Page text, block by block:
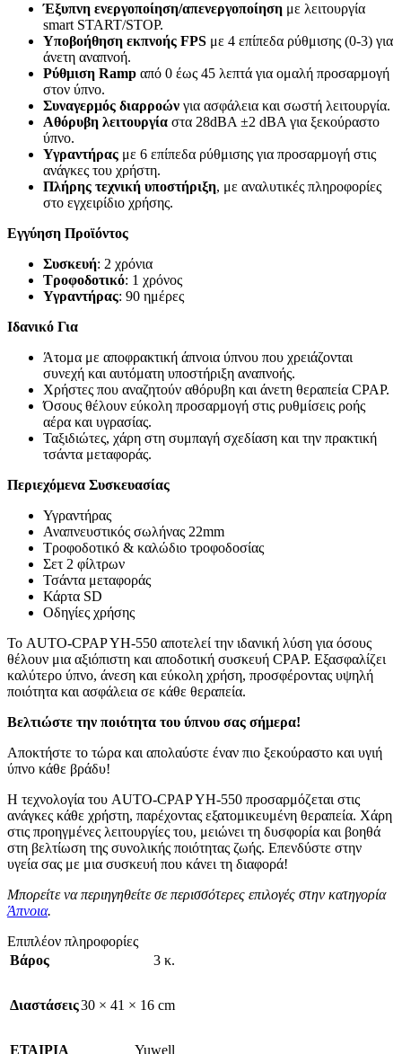
Έξυπνη ενεργοποίηση/απενεργοποίηση με λειτουργία
smart START/STOP.
Υποβοήθηση εκπνοής FPS με 4 επίπεδα ρύθμισης (0-3) για
άνετη αναπνοή.
Ρύθμιση Ramp από 0 έως 45 λεπτά για ομαλή προσαρμογή
στον ύπνο.
Συναγερμός διαρροών για ασφάλεια και σωστή λειτουργία.
Αθόρυβη λειτουργία στα 28dBA ±2 dBA για ξεκούραστο
ύπνο.
Υγραντήρας με 6 επίπεδα ρύθμισης για προσαρμογή στις
ανάγκες του χρήστη.
Πλήρης τεχνική υποστήριξη, με αναλυτικές πληροφορίες
στο εγχειρίδιο χρήσης.
Εγγύηση Προϊόντος
Συσκευή: 2 χρόνια
Τροφοδοτικό: 1 χρόνος
Υγραντήρας: 90 ημέρες
Ιδανικό Για
Άτομα με αποφρακτική άπνοια ύπνου που χρειάζονται
συνεχή και αυτόματη υποστήριξη αναπνοής.
Χρήστες που αναζητούν αθόρυβη και άνετη θεραπεία CPAP.
Όσους θέλουν εύκολη προσαρμογή στις ρυθμίσεις ροής
αέρα και υγρασίας.
Ταξιδιώτες, χάρη στη συμπαγή σχεδίαση και την πρακτική
τσάντα μεταφοράς.
Περιεχόμενα Συσκευασίας
Υγραντήρας
Αναπνευστικός σωλήνας 22mm
Τροφοδοτικό & καλώδιο τροφοδοσίας
Σετ 2 φίλτρων
Τσάντα μεταφοράς
Κάρτα SD
Οδηγίες χρήσης
Το AUTO-CPAP YH-550 αποτελεί την ιδανική λύση για όσους
θέλουν μια αξιόπιστη και αποδοτική συσκευή CPAP. Εξασφαλίζει
καλύτερο ύπνο, άνεση και εύκολη χρήση, προσφέροντας υψηλή
ποιότητα και ασφάλεια σε κάθε θεραπεία.
Βελτιώστε την ποιότητα του ύπνου σας σήμερα!
Αποκτήστε το τώρα και απολαύστε έναν πιο ξεκούραστο και υγιή
ύπνο κάθε βράδυ!
Η τεχνολογία του AUTO-CPAP YH-550 προσαρμόζεται στις
ανάγκες κάθε χρήστη, παρέχοντας εξατομικευμένη θεραπεία. Χάρη
στις προηγμένες λειτουργίες του, μειώνει τη δυσφορία και βοηθά
στη βελτίωση της συνολικής ποιότητας ζωής. Επενδύστε στην
υγεία σας με μια συσκευή που κάνει τη διαφορά!
Μπορείτε να περιηγηθείτε σε περισσότερες επιλογές στην κατηγορία
Άπνοια.
Επιπλέον πληροφορίες
Βάρος
3 κ.
Διαστάσεις30 × 41 × 16 cm
ΕΤΑΙΡΙΑ
Yuwell